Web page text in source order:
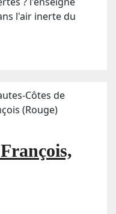
l'air inerte du